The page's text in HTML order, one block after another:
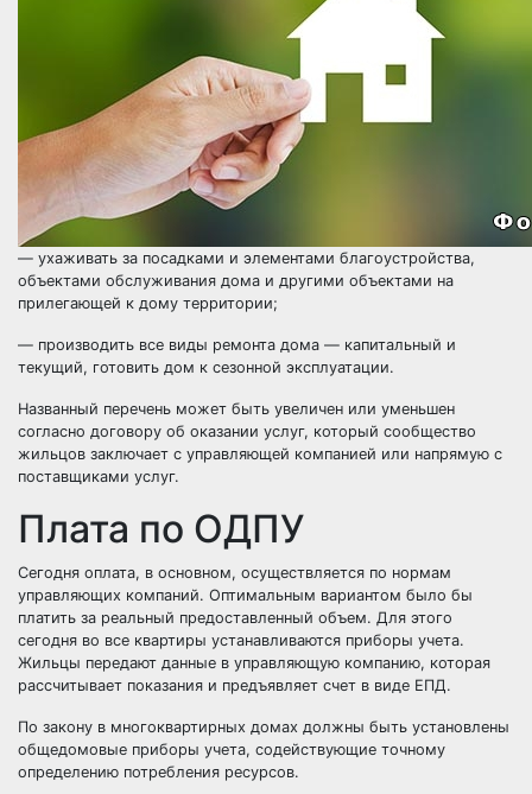
— ухаживать за посадками и элементами благоустройства,
объектами обслуживания дома и другими объектами на
прилегающей к дому территории;
— производить все виды ремонта дома — капитальный и
текущий, готовить дом к сезонной эксплуатации.
Названный перечень может быть увеличен или уменьшен
согласно договору об оказании услуг, который сообщество
жильцов заключает с управляющей компанией или напрямую с
поставщиками услуг.
Плата по ОДПУ
Сегодня оплата, в основном, осуществляется по нормам
управляющих компаний. Оптимальным вариантом было бы
платить за реальный предоставленный объем. Для этого
сегодня во все квартиры устанавливаются приборы учета.
Жильцы передают данные в управляющую компанию, которая
рассчитывает показания и предъявляет счет в виде ЕПД.
По закону в многоквартирных домах должны быть установлены
общедомовые приборы учета, содействующие точному
определению потребления ресурсов.